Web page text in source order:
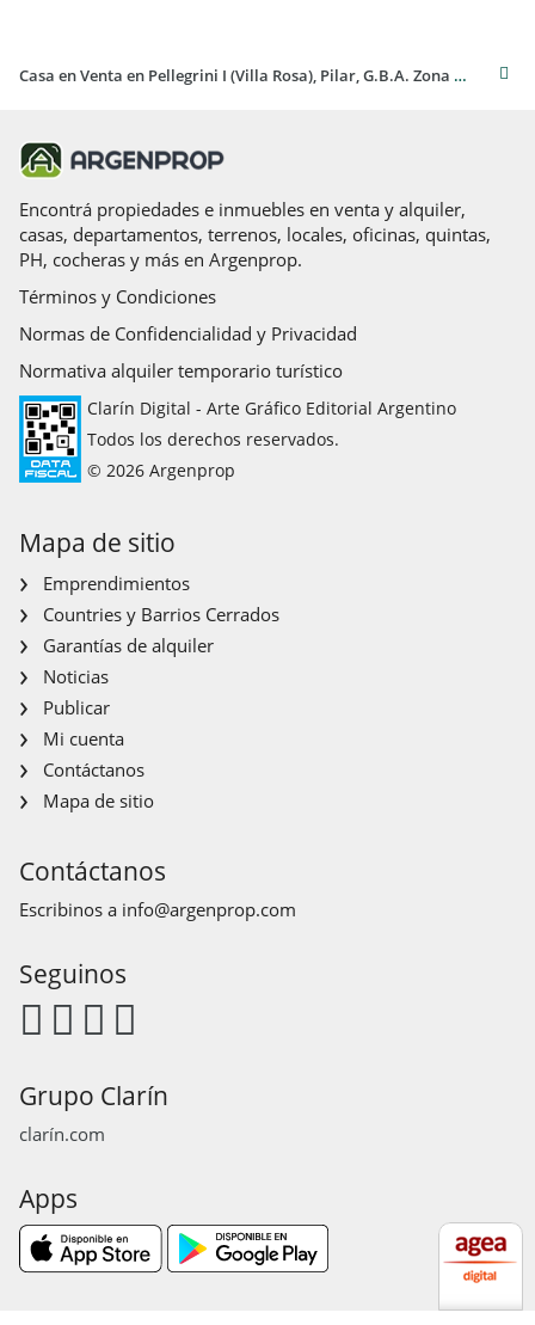
Casa en Venta en Pellegrini I (Villa Rosa), Pilar, G.B.A. Zona Norte
Encontrá propiedades e inmuebles en venta y alquiler,
casas, departamentos, terrenos, locales, oficinas, quintas,
PH, cocheras y más en Argenprop.
Términos y Condiciones
Normas de Confidencialidad y Privacidad
Normativa alquiler temporario turístico
Clarín Digital - Arte Gráfico Editorial Argentino
Todos los derechos reservados.
© 2026 Argenprop
Mapa de sitio
Emprendimientos
Countries y Barrios Cerrados
Garantías de alquiler
Noticias
Publicar
Mi cuenta
Contáctanos
Mapa de sitio
Contáctanos
Escribinos a info@argenprop.com
Seguinos
Grupo Clarín
clarín.com
Apps